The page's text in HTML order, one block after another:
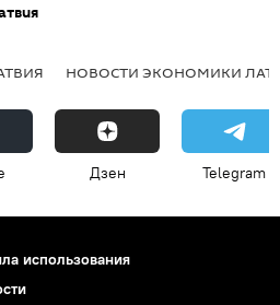
НОВОСТИ ЭКОНОМИКИ
Дзен Telegram
использования